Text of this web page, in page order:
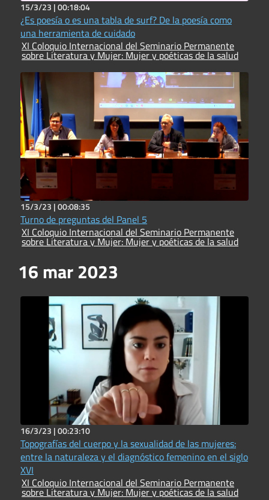
15/3/23 |00:18:04
¿Es poesía o es una tabla de surf? De la poesía como
una herramienta de cuidado
XI Coloquio Internacional del Seminario Permanente
sobre Literatura y Mujer: Mujer y poéticas de la salud
15/3/23 |00:08:35
Turno de preguntas del Panel 5
XI Coloquio Internacional del Seminario Permanente
sobre Literatura y Mujer: Mujer y poéticas de la salud
16 mar 2023
16/3/23 |00:23:10
Topografías del cuerpo y la sexualidad de las mujeres:
entre la naturaleza y el diagnóstico femenino en el siglo
XVI
XI Coloquio Internacional del Seminario Permanente
sobre Literatura y Mujer: Mujer y poéticas de la salud